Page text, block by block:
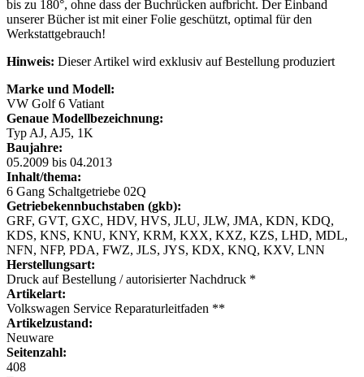
bis zu 180°, ohne dass der Buchrücken aufbricht. Der Einband
unserer Bücher ist mit einer Folie geschützt, optimal für den
Werkstattgebrauch!
Hinweis: Dieser Artikel wird exklusiv auf Bestellung produziert
Marke und Modell:
VW Golf 6 Vatiant
Genaue Modellbezeichnung:
Typ AJ, AJ5, 1K
Baujahre:
05.2009 bis 04.2013
Inhalt/thema:
6 Gang Schaltgetriebe 02Q
Getriebekennbuchstaben (gkb):
GRF, GVT, GXC, HDV, HVS, JLU, JLW, JMA, KDN, KDQ,
KDS, KNS, KNU, KNY, KRM, KXX, KXZ, KZS, LHD, MDL,
NFN, NFP, PDA, FWZ, JLS, JYS, KDX, KNQ, KXV, LNN
Herstellungsart:
Druck auf Bestellung / autorisierter Nachdruck *
Artikelart:
Volkswagen Service Reparaturleitfaden **
Artikelzustand:
Neuware
Seitenzahl:
408